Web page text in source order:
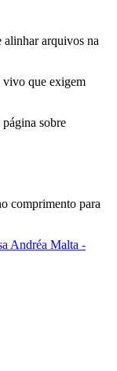
alinhar arquivos na
vivo que exigem
sobre
comprimento para
Andréa Malta -